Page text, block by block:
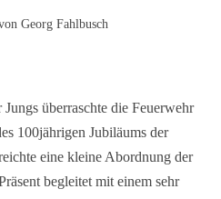
Georg Fahlbusch
überraschte die Feuerwehr
100jährigen Jubiläums der
eine kleine Abordnung der
begleitet mit einem sehr